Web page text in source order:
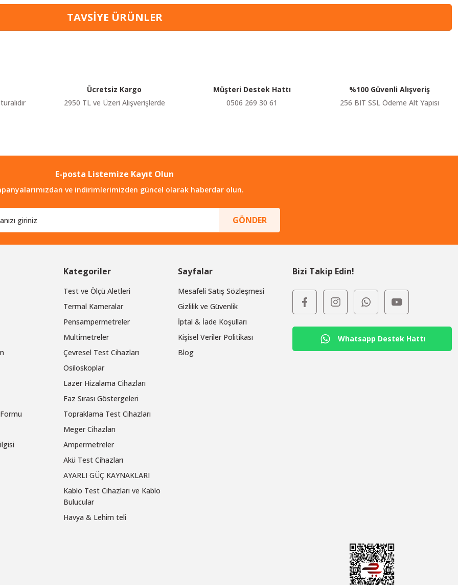
Bu ürüne ilk yorumu siz yapın!
TAVSIYE ÜRÜNLER
KARGO BEDAVA
3.990,00 TL KDV Dahil
KARGO BEDAVA
3.135,00 TLKDV Dahil
KARGO BEDAVA
4.560,00 TLKDV Dahil
Ücretsiz Kargo
2950 TL ve Üzeri Alışverişlerde
Müşteri Destek Hattı
0506 269 30 61
%100 Güvenli Alışveriş
256 BIT SSL Ödeme Alt Yapısı
E-posta Listemize Kayıt Olun
ve indirimlerimizden güncel olarak haberdar olun.
GÖNDER
Kategoriler
Test ve Ölçü Aletleri
Termal Kameralar
Pensampermetreler
Multimetreler
Çevresel Test Cihazları
Osiloskoplar
Lazer Hizalama Cihazları
Faz Sırası Göstergeleri
Topraklama Test Cihazları
Meger Cihazları
Ampermetreler
Akü Test Cihazları
AYARLI GÜÇ KAYNAKLARI
Kablo Test Cihazları ve Kablo
Bulucular
Havya & Lehim teli
Sayfalar
Mesafeli Satış Sözleşmesi
Gizlilik ve Güvenlik
İptal & İade Koşulları
Kişisel Veriler Politikası
Blog
Bizi Takip Edin!
Whatsapp Destek Hattı